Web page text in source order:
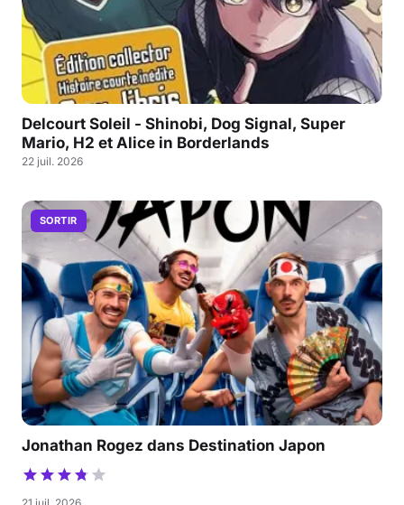
Delcourt Soleil - Shinobi, Dog Signal, Super
Mario, H2 et Alice in Borderlands
22 juil. 2026
SORTIR
Jonathan Rogez dans Destination Japon